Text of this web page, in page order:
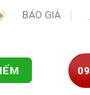
BÁO GIÁ